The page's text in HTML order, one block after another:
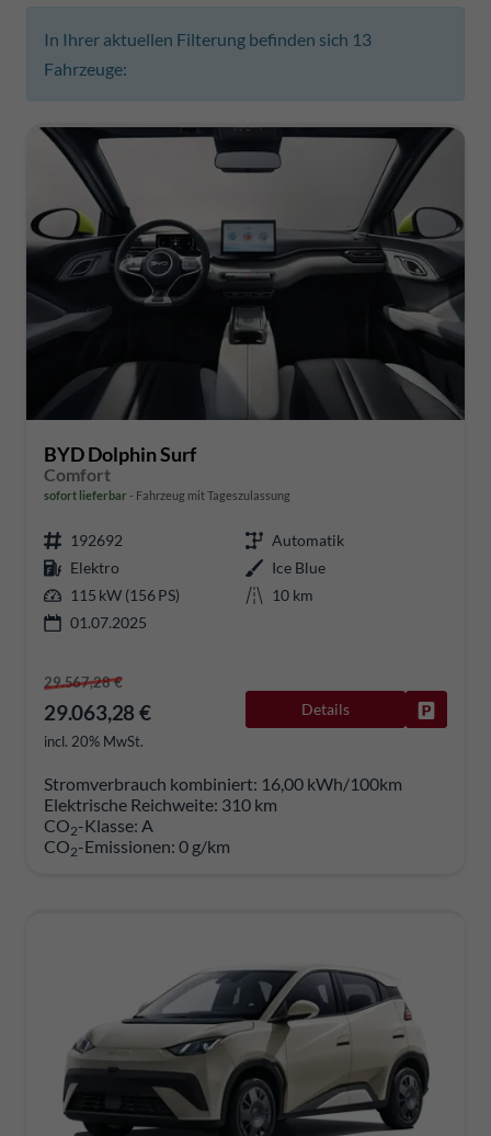
In Ihrer aktuellen Filterung befinden sich 13
Fahrzeuge:
BYD Dolphin Surf
Comfort
sofort lieferbar Fahrzeug mit Tageszulassung
192692
Automatik
Elektro
Ice Blue
115 kW (156 PS)
10 km
01.07.2025
29.567,28 €
29.063,28 €
incl. 20% MwSt.
Details
Stromverbrauch kombiniert: 16,00 kWh/100km
Elektrische Reichweite: 310 km
CO2-Klasse: A
CO2-Emissionen: 0 g/km